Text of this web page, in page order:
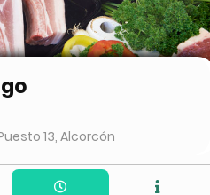
13, Alcorcón